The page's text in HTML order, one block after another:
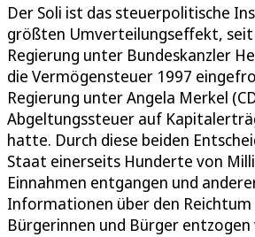
Der Soli ist das steuerpolitische
größten Umverteilungseffekt,
Regierung unter Bundeskanzler
die Vermögensteuer 1997
Regierung unter Angela Merkel
Abgeltungssteuer auf
hatte. Durch diese beiden
Staat einerseits Hunderte von
Einnahmen entgangen und
Informationen über den Reichtum
Bürgerinnen und Bürger entzogen